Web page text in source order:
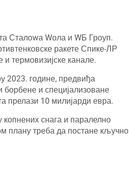
Сталоwа Wола и WБ Гроуп.
ракете Спике-ЛР
термовизијске канале.
2023. године, предвиђа
борбене и специјализоване
прелази 10 милијарди евра.
снага и паралелно
плану треба да постане кључно